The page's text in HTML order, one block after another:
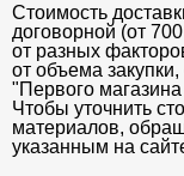
Стоимость
договорной (от
от разных
от объема
"Первого
Чтобы уточнить
материалов,
указанным на